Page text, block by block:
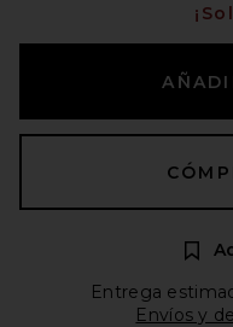
Entrega
Envíos y